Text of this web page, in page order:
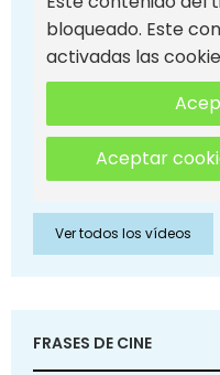
bloqueado. Este
activadas las
Aceptar
Ver todos los vídeos
FRASES DE CINE